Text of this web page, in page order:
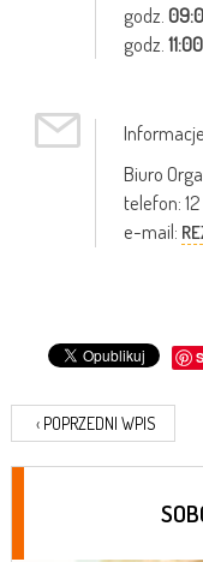
godz.
godz. 11:00
Biuro
telefon:
e-mail:
‹ POPRZEDNI WPIS